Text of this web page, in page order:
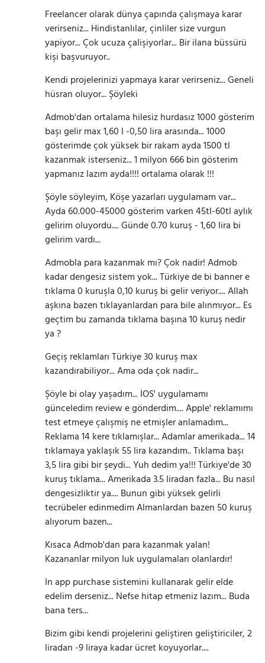
Freelancer olarak dünya çapında çalışmaya karar
verirseniz... Hindistanlılar, çinliler size vurgun
yapiyor... Çok ucuza çalişiyorlar... Bir ilana büssürü
kişi başvuruyor..
Kendi projelerinizi yapmaya karar verirseniz... Geneli
hüsran oluyor... Şöyleki
Admob'dan ortalama hilesiz hurdasız 1000 gösterim
başı gelir max 1,60 l -0,50 lira arasında... 1000
gösterimde çok yüksek bir rakam ayda 1500 tl
kazanmak isterseniz... 1 milyon 666 bin gösterim
yapmanız lazım ayda!!!! ortalama olarak !!!
Şöyle söyleyim, Köşe yazarları uygulamam var...
Ayda 60.000-45000 gösterim varken 45tl-60tl aylık
gelirim oluyordu.... Günde 0.70 kuruş - 1,60 lira bi
gelirim vardı...
Admobla para kazanmak mı? Çok nadir! Admob
kadar dengesiz sistem yok... Türkiye de bi banner e
tıklama 0 kuruşla 0,10 kuruş bi gelir veriyor.... Allah
aşkına bazen tıklayanlardan para bile alınmıyor... Es
geçtim bu zamanda tıklama başına 10 kuruş nedir
ya ?
Geçiş reklamları Türkiye 30 kuruş max
kazandırabiliyor... Ama oda çok nadir...
Şöyle bi olay yaşadım... İOS' uygulamamı
günceledim review e gönderdim.... Apple' reklamımı
test etmeye çalışmiş ne etmişler anlamadım...
Reklama 14 kere tıklamışlar... Adamlar amerikada... 14
tıklamaya yaklaşık 55 lira kazandım.. Tıklama başı
3,5 lira gibi bir şeydi... Yuh dedim ya!!! Türkiye'de 30
kuruş tıklama... Amerikada 3.5 liradan fazla... Bu nasıl
dengesizliktir ya.... Bunun gibi yüksek gelirli
tecrübeler edinmedim Almanlardan bazen 50 kuruş
alıyorum bazen...
Kısaca Admob'dan para kazanmak yalan!
Kazananlar milyon luk uygulamaları olanlardır!
In app purchase sistemini kullanarak gelir elde
edelim derseniz... Nefse hitap etmeniz lazım... Buda
bana ters...
Bizim gibi kendi projelerini geliştiren geliştiriciler, 2
liradan -9 liraya kadar ücret koyuyorlar....
Gezinti Menüsü